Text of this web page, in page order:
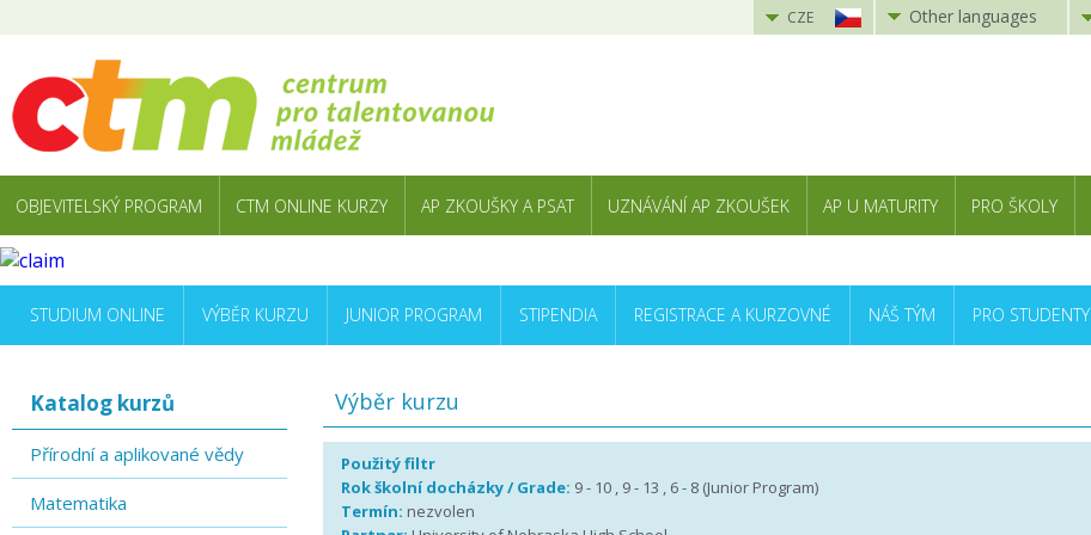
CZE Other languages
OBJEVITELSKÝ PROGRAM CTM ONLINE KURZY AP ZKOUŠKY A PSAT UZNÁVÁNÍ AP ZKOUŠEK AP U MATURITY PRO ŠKOLY
STUDIUM ONLINE VÝBĚR KURZU JUNIOR PROGRAM STIPENDIA REGISTRACE A KURZOVNÉ NÁŠ TÝM PRO STUDENTY
Katalog kurzů
Přírodní a aplikované vědy
Matematika
Výběr kurzu
Použitý filtr
Rok školní docházky / Grade: 9 - 10 , 9 - 13 , 6 - 8 (Junior Program)
Termín: nezvolen